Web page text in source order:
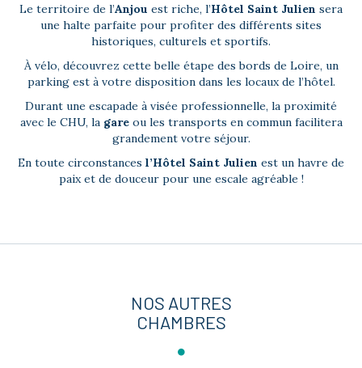
Le territoire de l’Anjou est riche, l’Hôtel Saint Julien sera
une halte parfaite pour profiter des différents sites
historiques, culturels et sportifs.
À vélo, découvrez cette belle étape des bords de Loire, un
parking est à votre disposition dans les locaux de l’hôtel.
Durant une escapade à visée professionnelle, la proximité
avec le CHU, la gareou les transports en commun facilitera
grandement votre séjour.
En toute circonstances l’Hôtel Saint Julien est un havre de
paix et de douceur pour une escale agréable !
NOS AUTRES
CHAMBRES